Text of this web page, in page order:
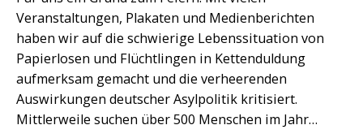
Veranstaltungen, Plakaten und Medienberichten
haben wir auf die schwierige Lebenssituation von
Papierlosen und Flüchtlingen in Kettenduldung
aufmerksam gemacht und die verheerenden
Auswirkungen deutscher Asylpolitik kritisiert.
Mittlerweile suchen über 500 Menschen im Jahr…